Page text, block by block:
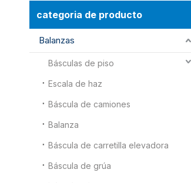
categoria de producto
Balanzas
Básculas de piso
Escala de haz
Báscula de camiones
Balanza
Báscula de carretilla elevadora
Báscula de grúa